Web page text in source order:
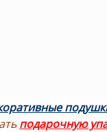
подарочную